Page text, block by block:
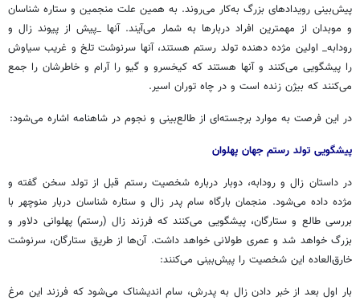
پیش‌بینی رویدادهای بزرگ به‌کار می‌روند. به همین علت منجمین و ستاره شناسان
و موبدان از مهمترین افراد دربارها به شمار می‌آیند. آنها _پیش از پیوند زال و
رودابه_ اولین مژده دهنده تولد رستم هستند، آنها سرنوشت تلخ و غریب سیاوش
را پیشگویی می‌کنند و آنها هستند که کیخسرو و گیو را آرام و خاطرشان را جمع
می‌کنند که بیژن زنده است و در چاه توران اسیر.
در این فرصت به موارد برجسته‌ای از طالع‌بینی و نجوم در شاهنامه اشاره می‌شود:
پیشگویی تولد رستم جهان پهلوان
در داستان زال و رودابه، دوبار درباره شخصیت رستم قبل از تولد سخن گفته و
مژده داده می‌شود. منجمان بارگاه سام پدر زال و ستاره شناسان دربار منوچهر با
بررسی طالع و ستارگان، پیشگویی می‌کنند که فرزند زال (رستم) پهلوانی دلاور و
بزرگ خواهد شد و عمری طولانی خواهد داشت. آن‌ها از طریق ستارگان، سرنوشت
خارق‌العاده این شخصیت را پیش‌بینی می‌کنند:
بار اول بعد از خبر دادن زال به پدرش، سام اندیشناک می‌شود که فرزند این مرغ